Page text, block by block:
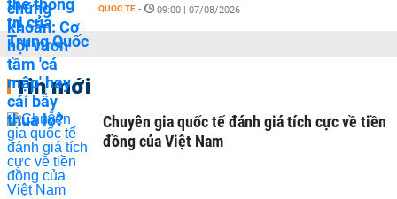
QUỐC TẾ - 09:00 | 07/08/2026
Tin mới
Chuyên gia quốc tế đánh giá tích cực về tiền
đồng của Việt Nam